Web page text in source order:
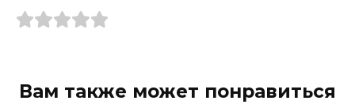
Вам также может понравиться